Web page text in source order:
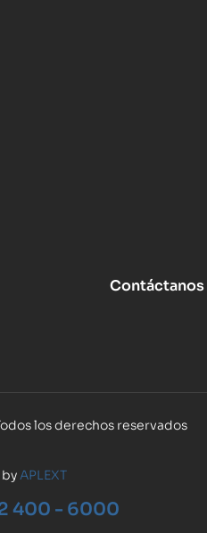
Contáctanos
los derechos reservados
APLEXT
400 - 6000